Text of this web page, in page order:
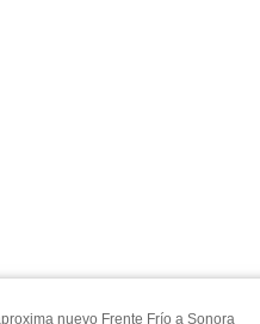
nuevo Frente Frío a Sonora